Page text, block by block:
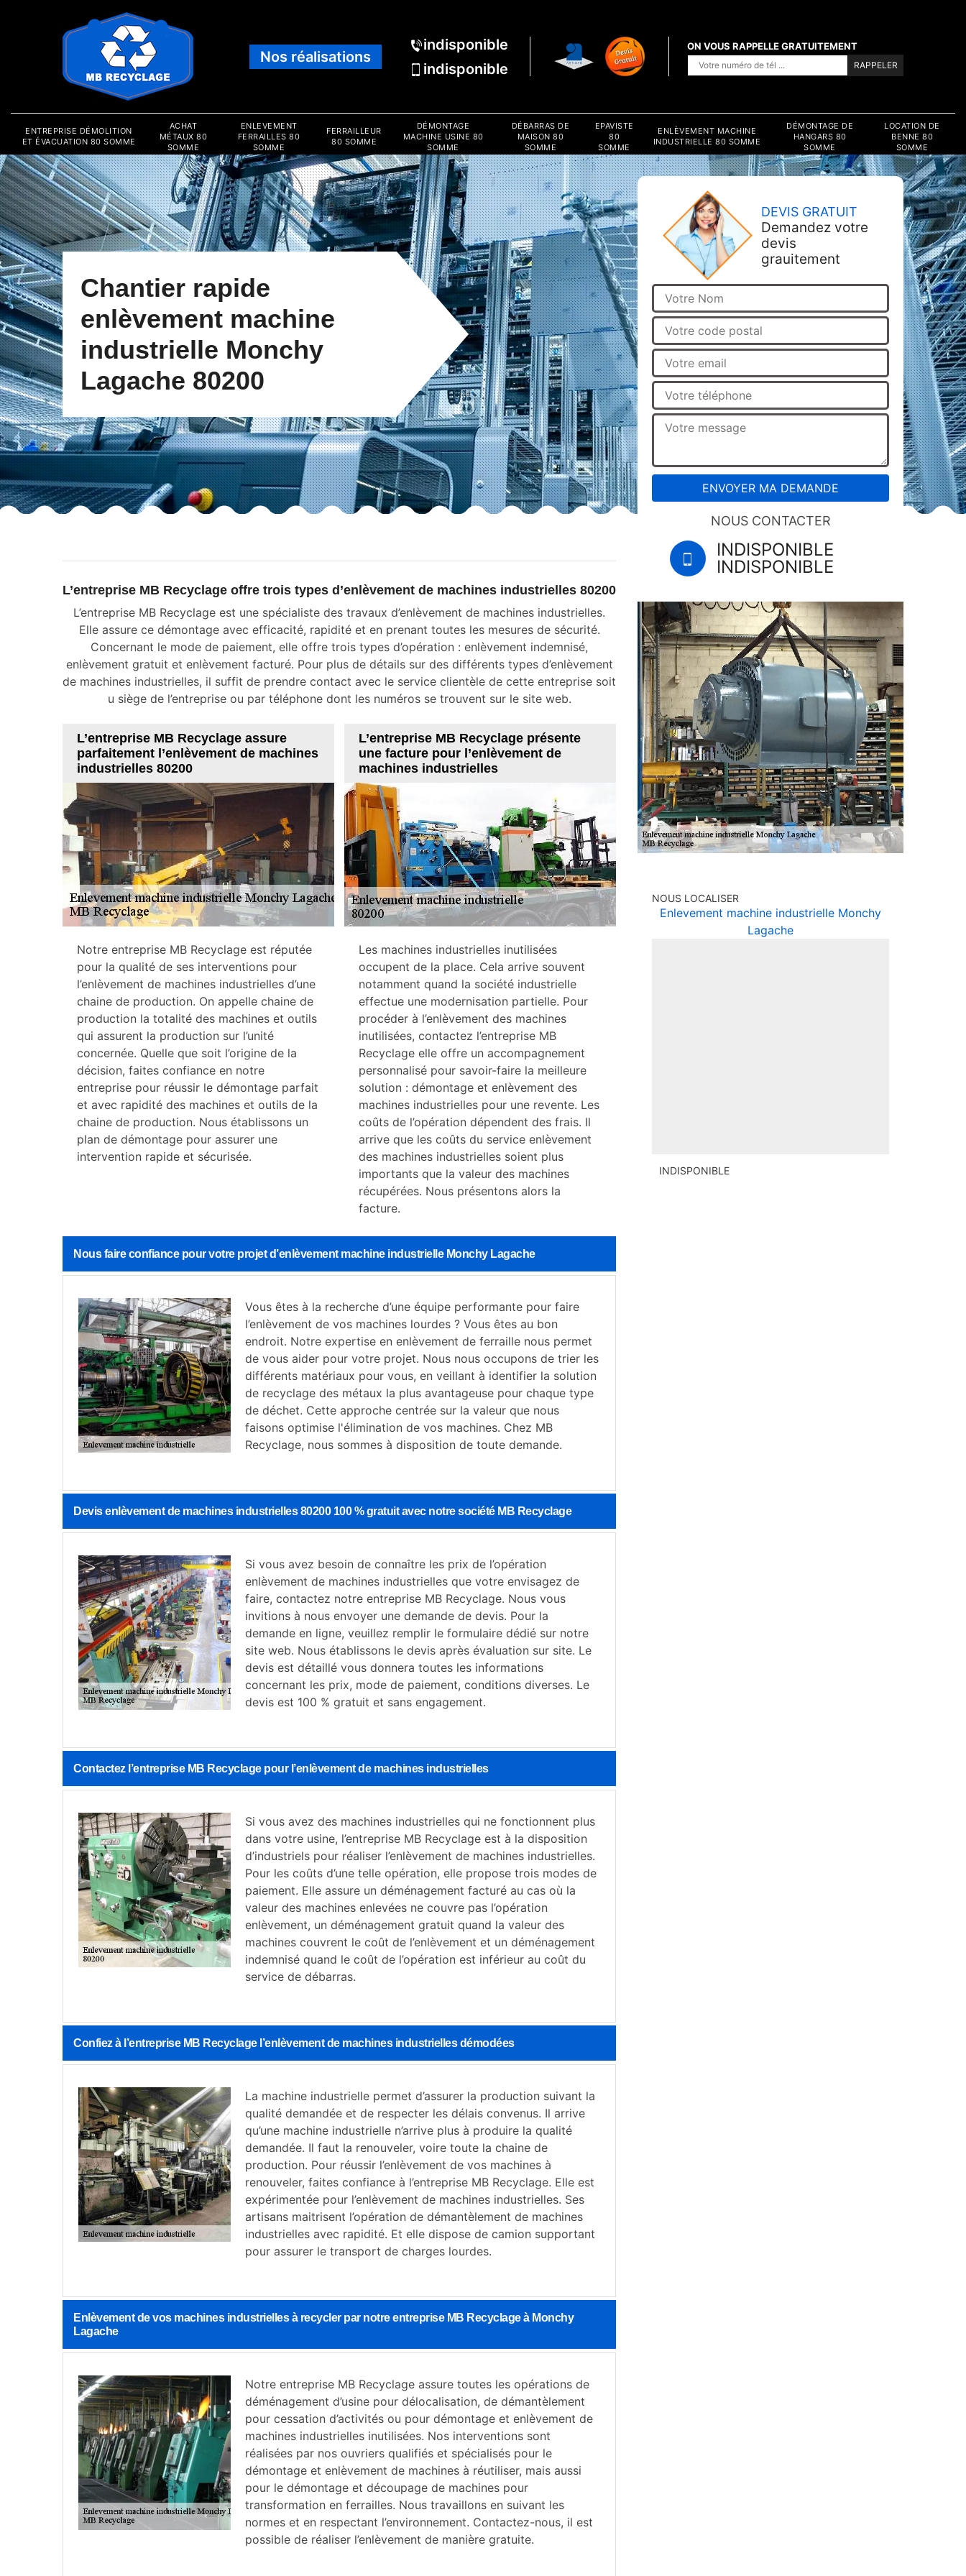
Nos réalisations
indisponible
indisponible
ON VOUS RAPPELLE GRATUITEMENT
ENTREPRISE DÉMOLITION
ET ÉVACUATION 80 SOMME
ACHAT
MÉTAUX 80
SOMME
ENLEVEMENT
FERRAILLES 80
SOMME
FERRAILLEUR
80 SOMME
DÉMONTAGE
MACHINE USINE 80
SOMME
DÉBARRAS DE
MAISON 80
SOMME
EPAVISTE
80
SOMME
ENLÈVEMENT MACHINE
INDUSTRIELLE 80 SOMME
DÉMONTAGE DE
HANGARS 80
SOMME
LOCATION DE
BENNE 80
SOMME
Chantier rapide
enlèvement machine
industrielle Monchy
Lagache 80200
L’entreprise MB Recyclage offre trois types d’enlèvement de machines industrielles 80200
L’entreprise MB Recyclage est une spécialiste des travaux d’enlèvement de machines industrielles.
Elle assure ce démontage avec efficacité, rapidité et en prenant toutes les mesures de sécurité.
Concernant le mode de paiement, elle offre trois types d’opération : enlèvement indemnisé,
enlèvement gratuit et enlèvement facturé. Pour plus de détails sur des différents types d’enlèvement
de machines industrielles, il suffit de prendre contact avec le service clientèle de cette entreprise soit
u siège de l’entreprise ou par téléphone dont les numéros se trouvent sur le site web.
Nous faire confiance pour votre projet d’enlèvement machine industrielle Monchy Lagache
Vous êtes à la recherche d’une équipe performante pour faire
l’enlèvement de vos machines lourdes ? Vous êtes au bon
endroit. Notre expertise en enlèvement de ferraille nous permet
de vous aider pour votre projet. Nous nous occupons de trier les
différents matériaux pour vous, en veillant à identifier la solution
de recyclage des métaux la plus avantageuse pour chaque type
de déchet. Cette approche centrée sur la valeur que nous
faisons optimise l'élimination de vos machines. Chez MB
Recyclage, nous sommes à disposition de toute demande.
Devis enlèvement de machines industrielles 80200 100 % gratuit avec notre société MB Recyclage
Si vous avez besoin de connaître les prix de l’opération
enlèvement de machines industrielles que votre envisagez de
faire, contactez notre entreprise MB Recyclage. Nous vous
invitions à nous envoyer une demande de devis. Pour la
demande en ligne, veuillez remplir le formulaire dédié sur notre
site web. Nous établissons le devis après évaluation sur site. Le
devis est détaillé vous donnera toutes les informations
concernant les prix, mode de paiement, conditions diverses. Le
devis est 100 % gratuit et sans engagement.
Contactez l’entreprise MB Recyclage pour l’enlèvement de machines industrielles
Si vous avez des machines industrielles qui ne fonctionnent plus
dans votre usine, l’entreprise MB Recyclage est à la disposition
d’industriels pour réaliser l’enlèvement de machines industrielles.
Pour les coûts d’une telle opération, elle propose trois modes de
paiement. Elle assure un déménagement facturé au cas où la
valeur des machines enlevées ne couvre pas l’opération
enlèvement, un déménagement gratuit quand la valeur des
machines couvrent le coût de l’enlèvement et un déménagement
indemnisé quand le coût de l’opération est inférieur au coût du
service de débarras.
Confiez à l’entreprise MB Recyclage l’enlèvement de machines industrielles démodées
La machine industrielle permet d’assurer la production suivant la
qualité demandée et de respecter les délais convenus. Il arrive
qu’une machine industrielle n’arrive plus à produire la qualité
demandée. Il faut la renouveler, voire toute la chaine de
production. Pour réussir l’enlèvement de vos machines à
renouveler, faites confiance à l’entreprise MB Recyclage. Elle est
expérimentée pour l’enlèvement de machines industrielles. Ses
artisans maitrisent l’opération de démantèlement de machines
industrielles avec rapidité. Et elle dispose de camion supportant
pour assurer le transport de charges lourdes.
Enlèvement de vos machines industrielles à recycler par notre entreprise MB Recyclage à Monchy
Lagache
Notre entreprise MB Recyclage assure toutes les opérations de
déménagement d’usine pour délocalisation, de démantèlement
pour cessation d’activités ou pour démontage et enlèvement de
machines industrielles inutilisées. Nos interventions sont
réalisées par nos ouvriers qualifiés et spécialisés pour le
démontage et enlèvement de machines à réutiliser, mais aussi
pour le démontage et découpage de machines pour
transformation en ferrailles. Nous travaillons en suivant les
normes et en respectant l’environnement. Contactez-nous, il est
possible de réaliser l’enlèvement de manière gratuite.
L’entreprise MB Recyclage assure
parfaitement l’enlèvement de machines
industrielles 80200
Notre entreprise MB Recyclage est réputée
pour la qualité de ses interventions pour
l’enlèvement de machines industrielles d’une
chaine de production. On appelle chaine de
production la totalité des machines et outils
qui assurent la production sur l’unité
concernée. Quelle que soit l’origine de la
décision, faites confiance en notre
entreprise pour réussir le démontage parfait
et avec rapidité des machines et outils de la
chaine de production. Nous établissons un
plan de démontage pour assurer une
intervention rapide et sécurisée.
L’entreprise MB Recyclage présente
une facture pour l’enlèvement de
machines industrielles
Les machines industrielles inutilisées
occupent de la place. Cela arrive souvent
notamment quand la société industrielle
effectue une modernisation partielle. Pour
procéder à l’enlèvement des machines
inutilisées, contactez l’entreprise MB
Recyclage elle offre un accompagnement
personnalisé pour savoir-faire la meilleure
solution : démontage et enlèvement des
machines industrielles pour une revente. Les
coûts de l’opération dépendent des frais. Il
arrive que les coûts du service enlèvement
des machines industrielles soient plus
importants que la valeur des machines
récupérées. Nous présentons alors la
facture.
DEVIS GRATUIT
Demandez votre
devis
grauitement
NOUS CONTACTER
INDISPONIBLE
INDISPONIBLE
NOUS LOCALISER
Enlevement machine industrielle Monchy
Lagache
INDISPONIBLE